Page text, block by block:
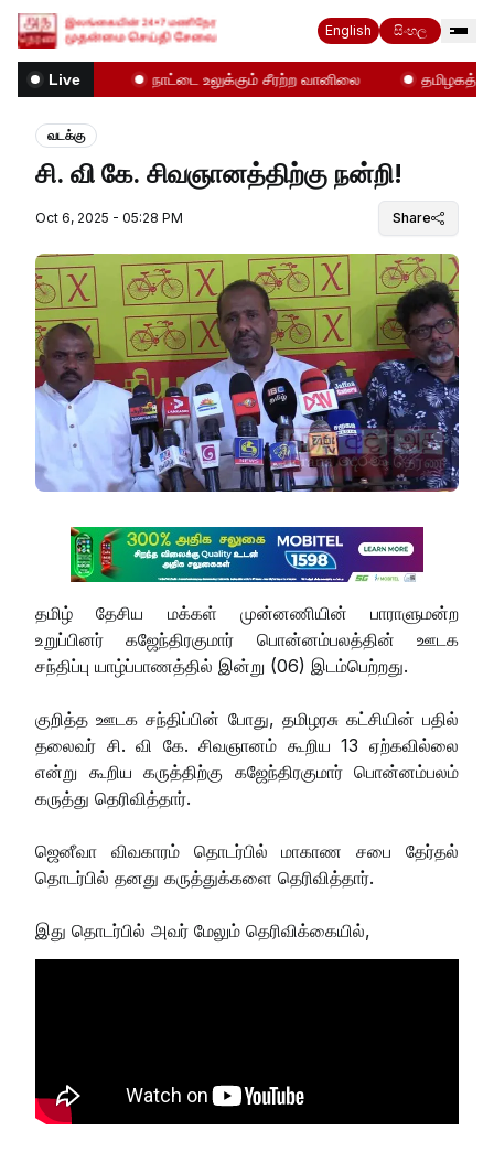
English සිංහල
Live
மோதல்கள்! நாட்டை உலுக்கும் சீரற்ற வானிலை தமிழகத்தில்
வடக்கு
சி. வி கே. சிவஞானத்திற்கு நன்றி!
Oct 6, 2025 - 05:28 PM Share
தமிழ் தேசிய மக்கள் முன்னணியின் பாராளுமன்ற
உறுப்பினர் கஜேந்திரகுமார் பொன்னம்பலத்தின் ஊடக
சந்திப்பு யாழ்ப்பாணத்தில் இன்று (06) இடம்பெற்றது.
குறித்த ஊடக சந்திப்பின் போது, தமிழரசு கட்சியின் பதில்
தலைவர் சி. வி கே. சிவஞானம் கூறிய 13 ஏற்கவில்லை
என்று கூறிய கருத்திற்கு கஜேந்திரகுமார் பொன்னம்பலம்
கருத்து தெரிவித்தார்.
ஜெனீவா விவகாரம் தொடர்பில் மாகாண சபை தேர்தல்
தொடர்பில் தனது கருத்துக்களை தெரிவித்தார்.
இது தொடர்பில் அவர் மேலும் தெரிவிக்கையில்,